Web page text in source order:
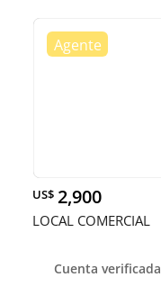
US$ 2,900
LOCAL COMERCIAL
Cuenta verificada